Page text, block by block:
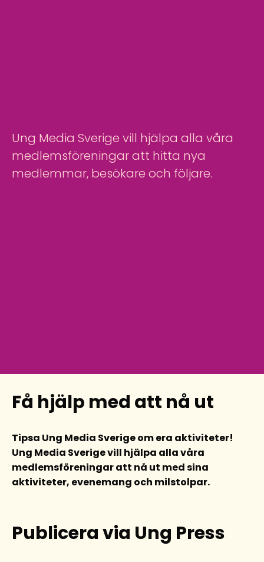
Ung Media Sverige vill hjälpa alla våra
medlemsföreningar att hitta nya
medlemmar, besökare och följare.
Få hjälp med att nå ut
Tipsa Ung Media Sverige om era aktiviteter!
Ung Media Sverige vill hjälpa alla våra
medlemsföreningar att nå ut med sina
aktiviteter, evenemang och milstolpar.
Publicera via Ung Press